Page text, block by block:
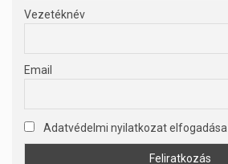
Vezetéknév
Email
Adatvédelmi nyilatkozat elfogadása